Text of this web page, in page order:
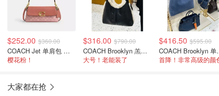
$252.00 $360.00
COACH Jet 单肩包 帆布
樱花粉！
$316.00 $790.00
COACH Brooklyn 羔羊毛单肩包 39cm
大号！老能装了
$416.50 $595.00
首降！非常高级的颜
大家都在抢